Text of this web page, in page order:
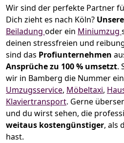
Wir sind der perfekte Partner
Dich zieht es nach Köln?
Beiladung oder ein Miniumzug
deinen stressfreien und
sind das Profiunternehmen
Ansprüche zu 100% umsetzt.
wir in Bamberg die Nummer
Umzugsservice, Möbeltaxi,
Klaviertransport. Gerne
und du wirst sehen, die
weitaus kostengünstiger, als
hast.